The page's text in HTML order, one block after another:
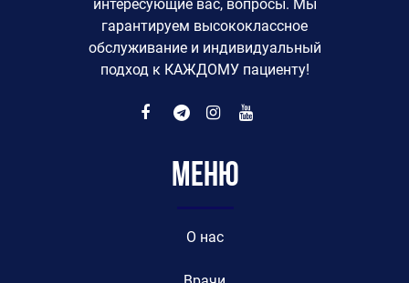
интересующие вас, вопросы. Мы
гарантируем высококлассное
обслуживание и индивидуальный
подход к КАЖДОМУ пациенту!
Меню
O нас